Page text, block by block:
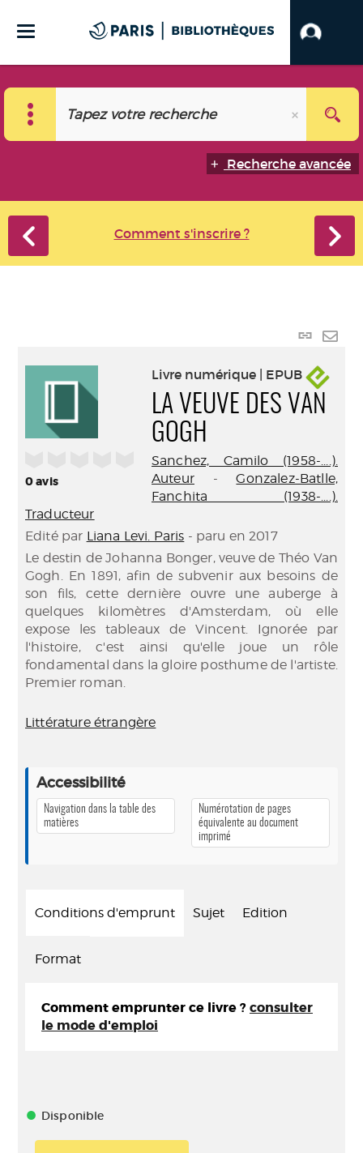
Recherche avancée
Comment s'inscrire ?
Lien
0avis
Livre numérique | EPUB
LA VEUVE DES VAN
GOGH
Sanchez, Camilo (1958-....).
Auteur-Gonzalez-Batlle,
Fanchita (1938-....).
Traducteur
Edité par Liana Levi. Paris - paru en 2017
Le destin de Johanna Bonger, veuve de Théo Van
Gogh. En 1891, afin de subvenir aux besoins de
son fils, cette dernière ouvre une auberge à
quelques kilomètres d'Amsterdam, où elle
expose les tableaux de Vincent. Ignorée par
l'histoire, c'est ainsi qu'elle joue un rôle
fondamental dans la gloire posthume de l'artiste.
Premier roman.
Littérature étrangère
Accessibilité
Navigation dans la table des
matières
Numérotation de pages
équivalente au document
imprimé
Conditions d'emprunt Sujet Edition
Format
Comment emprunter ce livre ? consulter
le mode d'emploi
Disponible